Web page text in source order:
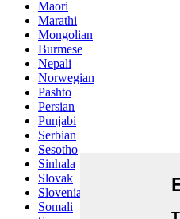
Maori
Marathi
Mongolian
Burmese
Nepali
Norwegian
Pashto
Persian
Punjabi
Serbian
Sesotho
Sinhala
Slovak
Slovenian
Somali